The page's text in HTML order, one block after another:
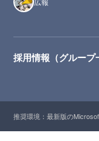
採用情報（グループ
推奨環境：最新版の